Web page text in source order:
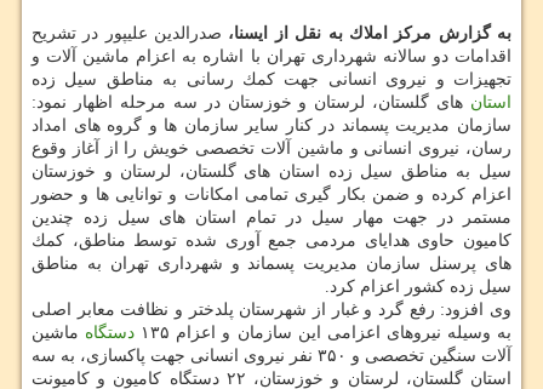
به گزارش مركز املاك به نقل از ایسنا، صدرالدین علیپور در تشریح
اقدامات دو سالانه شهرداری تهران با اشاره به اعزام ماشین آلات و
تجهیزات و نیروی انسانی جهت كمك رسانی به مناطق سیل زده
استان های گلستان، لرستان و خوزستان در سه مرحله اظهار نمود:
سازمان مدیریت پسماند در كنار سایر سازمان ها و گروه های امداد
رسان، نیروی انسانی و ماشین آلات تخصصی خویش را از آغاز وقوع
سیل به مناطق سیل زده استان های گلستان، لرستان و خوزستان
اعزام كرده و ضمن بكار گیری تمامی امكانات و توانایی ها و حضور
مستمر در جهت مهار سیل در تمام استان های سیل زده چندین
كامیون حاوی هدایای مردمی جمع آوری شده توسط مناطق، كمك
های پرسنل سازمان مدیریت پسماند و شهرداری تهران به مناطق
سیل زده كشور اعزام كرد.
وی افزود: رفع گرد و غبار از شهرستان پلدختر و نظافت معابر اصلی
به وسیله نیروهای اعزامی این سازمان و اعزام ۱۳۵
دستگاه ماشین
آلات سنگین تخصصی و ۳۵۰ نفر نیروی انسانی جهت پاكسازی، به سه
استان گلستان، لرستان و خوزستان، ۲۲ دستگاه كامیون و كامیونت